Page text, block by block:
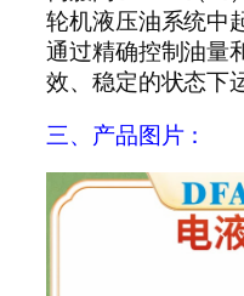
轮机液压油系统中
通过精确控制油量
效、稳定的状态下
三、产品图片：